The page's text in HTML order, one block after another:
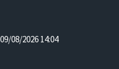
09/08/2026 14:04